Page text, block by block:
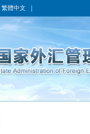
繁體中文